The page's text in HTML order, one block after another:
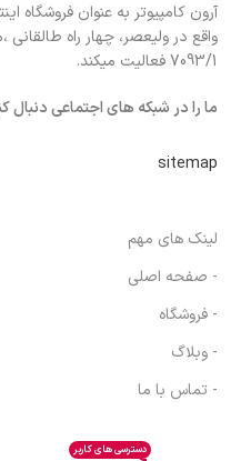
آرون کامپیوتر به عنوان فروشگاه
واقع در ولیعصر، چهار راه
7093/1 فعالیت میکند.
ما را در شبکه های اجتماعی دنبال
sitemap
لینک های مهم
- صفحه اصلی
- فروشگاه
- وبلاگ
- تماس با ما
دسترسی های کاربر